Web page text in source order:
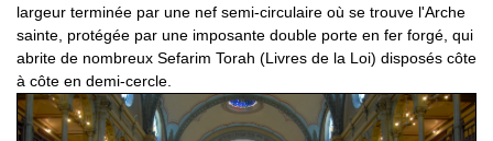
largeur terminée par une nef semi-circulaire où se trouve l'Arche
sainte, protégée par une imposante double porte en fer forgé, qui
abrite de nombreux Sefarim Torah (Livres de la Loi) disposés côte
à côte en demi-cercle.